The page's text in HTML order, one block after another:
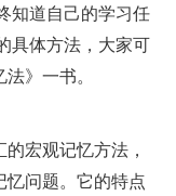
知道自己的学习任
具体方法，大家可
》一书。
宏观记忆方法，
问题。它的特点